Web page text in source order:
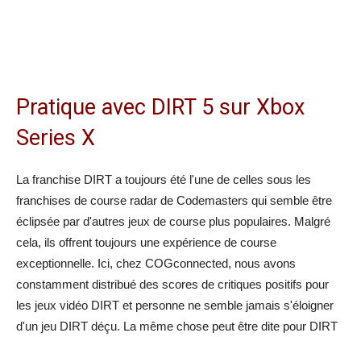
Pratique avec DIRT 5 sur Xbox
Series X
La franchise DIRT a toujours été l'une de celles sous les
franchises de course radar de Codemasters qui semble être
éclipsée par d'autres jeux de course plus populaires. Malgré
cela, ils offrent toujours une expérience de course
exceptionnelle. Ici, chez COGconnected, nous avons
constamment distribué des scores de critiques positifs pour
les jeux vidéo DIRT et personne ne semble jamais s'éloigner
d'un jeu DIRT déçu. La même chose peut être dite pour DIRT